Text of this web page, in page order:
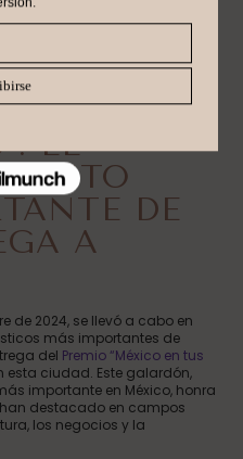
EN
EL
DE
A
de 2024, se llevó a cabo en
más importantes de
del Premio “México en tus
esta ciudad. Este galardón,
importante en México, honra
destacado en campos
los negocios y la